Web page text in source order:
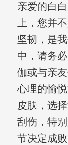
亲爱的白
上，您并
坚韧，是
中，请务
伽或与亲
心理的愉
皮肤，选
刮伤，特
节决定成败